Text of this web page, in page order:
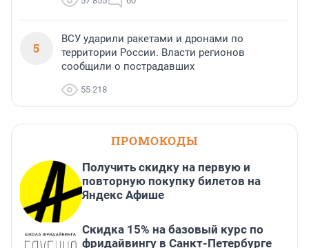
5
ВСУ ударили ракетами и дронами по
территории России. Власти регионов
сообщили о пострадавших
55 218
ПРОМОКОДЫ
Получить скидку на первую и
повторную покупку билетов на
Яндекс Афише
Скидка 15% на базовый курс по
фридайвингу в Санкт-Петербурге